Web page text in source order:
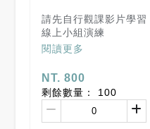
請先自行觀課影片學
線上小組演練
影片長度：31:58
NT. 800
剩餘數量： 100